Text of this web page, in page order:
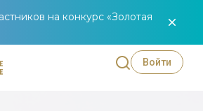
на конкурс «Золотая
Войти